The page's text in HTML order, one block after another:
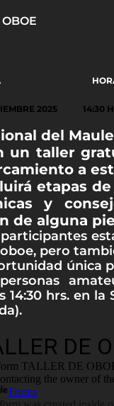
2025 14:30
del
un taller
a
etapas
y
de alguna
participantes
pero
única
14:30 hrs. en